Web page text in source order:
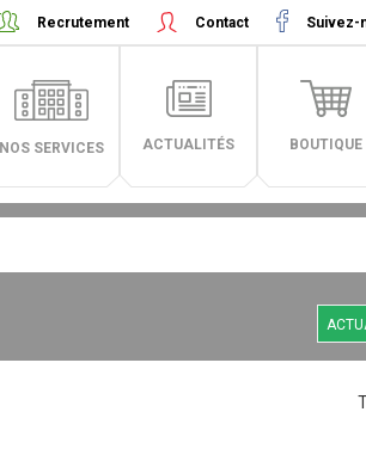
Recrutement Contact Suivez-
NOS SERVICES ACTUALITÉS BOUTIQUE